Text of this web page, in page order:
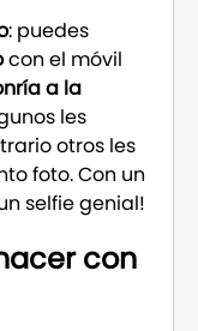
: puedes
con el móvil
a la
les
otros les
foto. Con un
selfie genial!
con